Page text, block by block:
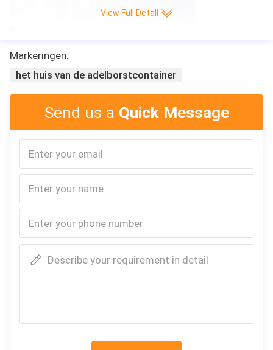
View Full Detall
Markeringen:
het huis van de adelborstcontainer
Send us a Quick Message
Describe your requirement in detail